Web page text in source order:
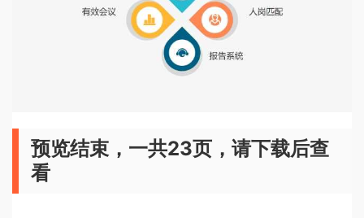
预览结束，一共23页，请下载后查
看